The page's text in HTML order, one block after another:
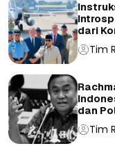
dari
Tim
dan
Tim